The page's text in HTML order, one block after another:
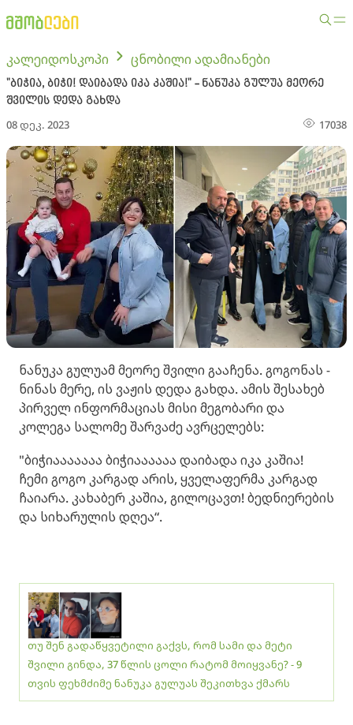
კალეიდოსკოპი ცნობილი ადამიანები
"ბიჭია, ბიჭი! დაიბადა იკა კაშია!" - ნანუკა გულუა მეორე
შვილის დედა გახდა
08 დეკ. 2023 17038
ნანუკა გულუამ მეორე შვილი გააჩენა. გოგონას -
ნინას მერე, ის ვაჟის დედა გახდა. ამის შესახებ
პირველ ინფორმაციას მისი მეგობარი და
კოლეგა სალომე შარვაძე ავრცელებს:
"ბიჭიააააააა ბიჭიაააააა დაიბადა იკა კაშია!
ჩემი გოგო კარგად არის, ყველაფერმა კარგად
ჩაიარა. კახაბერ კაშია, გილოცავთ! ბედნიერების
და სიხარულის დღეა“.
თუ შენ გადაწყვეტილი გაქვს, რომ სამი და მეტი
შვილი გინდა, 37 წლის ცოლი რატომ მოიყვანე? - 9
თვის ფეხმძიმე ნანუკა გულუას შეკითხვა ქმარს